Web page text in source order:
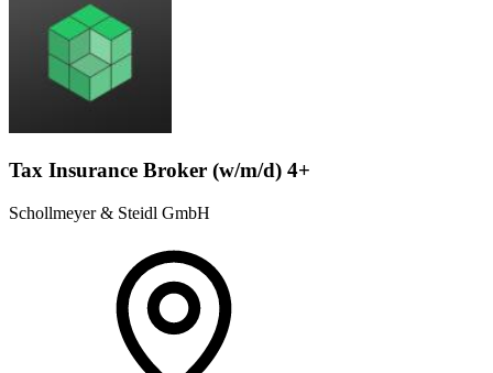
Tax Insurance Broker (w/m/d) 4+
Schollmeyer & Steidl GmbH